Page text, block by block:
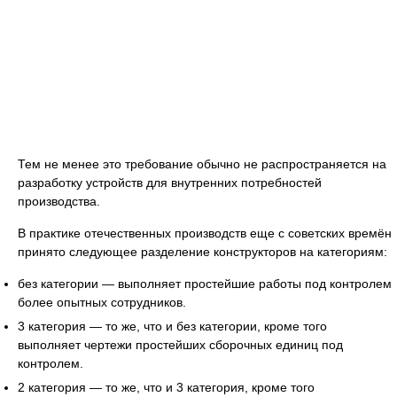
Тем не менее это требование обычно не распространяется на
разработку устройств для внутренних потребностей
производства.
В практике отечественных производств еще с советских времён
принято следующее разделение конструкторов на категориям:
без категории — выполняет простейшие работы под контролем
более опытных сотрудников.
3 категория — то же, что и без категории, кроме того
выполняет чертежи простейших сборочных единиц под
контролем.
2 категория — то же, что и 3 категория, кроме того